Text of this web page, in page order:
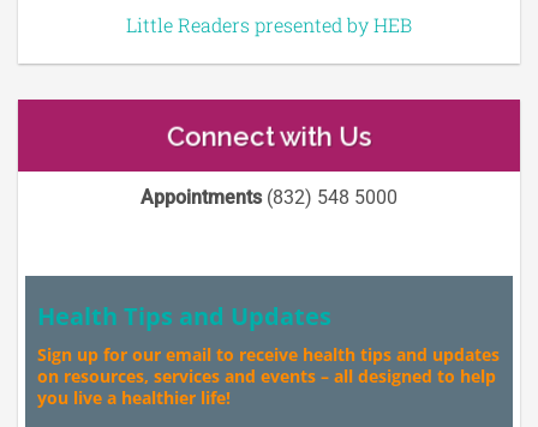
Little Readers presented by HEB
Connect with Us
Appointments(832) 548 5000
Health Tips and Updates
Sign up for our email to receive health tips and updates
on resources, services and events – all designed to help
you live a healthier life!